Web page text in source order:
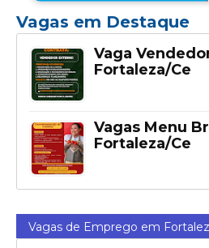
Vagas em Destaque
Vaga
Fortaleza/Ce
Vagas Menu
Fortaleza/Ce
Vagas de Emprego em